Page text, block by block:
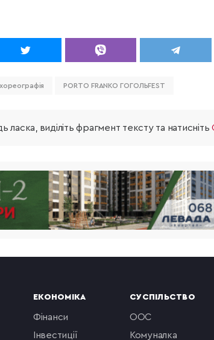
хореографія PORTO FRANKO ГОГОЛЬFEST
виділіть фрагмент тексту та натисніть
ЕКОНОМІКА
фінанси
інвестиції
СУСПІЛЬСТВО
ООС
комуналка